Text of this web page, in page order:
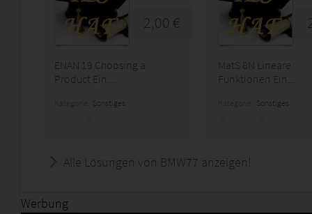
2,00 €
ENAN 19 Choosing a
Product Ein...
Sonstiges
MatS 8N Lineare
Funktionen Ein...
Sonstiges
Alle Lösungen von BMW77 anzeigen!
Werbung